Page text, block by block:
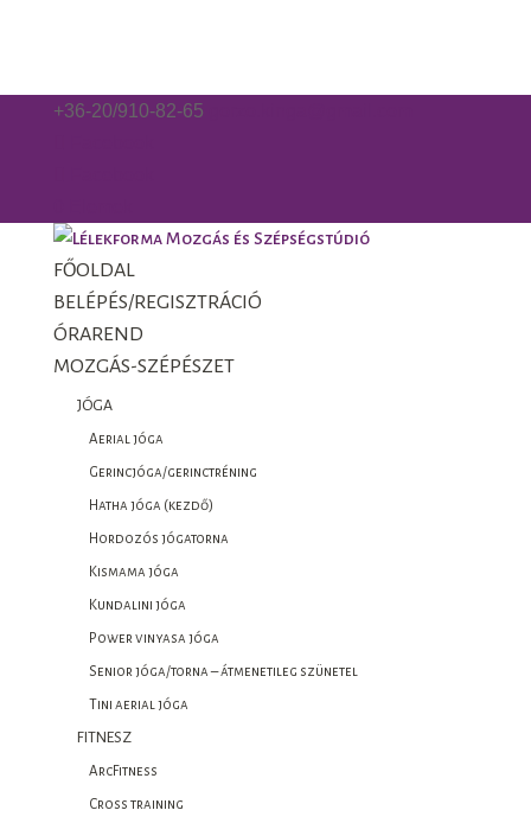
+36-20/910-82-65
FŐOLDAL
BELÉPÉS/REGISZTRÁCIÓ
ÓRAREND
MOZGÁS-SZÉPÉSZET
JÓGA
Aerial jóga
Gerincjóga/gerinctréning
Hatha jóga (kezdő)
Hordozós jógatorna
Kismama jóga
Kundalini jóga
Power vinyasa jóga
Senior jóga/torna – átmenetileg szünetel
Tini aerial jóga
FITNESZ
ArcFitness
Cross training